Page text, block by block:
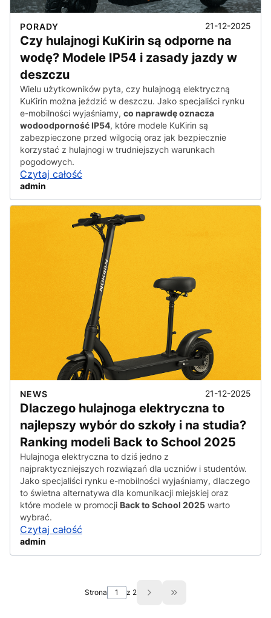
PORADY 21-12-2025
Czy hulajnogi KuKirin są odporne na
wodę? Modele IP54 i zasady jazdy w
deszczu
Wielu użytkowników pyta, czy hulajnogą elektryczną
KuKirin można jeździć w deszczu. Jako specjaliści rynku
e-mobilności wyjaśniamy, co naprawdę oznacza
wodoodporność IP54, które modele KuKirin są
zabezpieczone przed wilgocią oraz jak bezpiecznie
korzystać z hulajnogi w trudniejszych warunkach
pogodowych.
Czytaj całość
admin
NEWS 21-12-2025
Dlaczego hulajnoga elektryczna to
najlepszy wybór do szkoły i na studia?
Ranking modeli Back to School 2025
Hulajnoga elektryczna to dziś jedno z
najpraktyczniejszych rozwiązań dla uczniów i studentów.
Jako specjaliści rynku e-mobilności wyjaśniamy, dlaczego
to świetna alternatywa dla komunikacji miejskiej oraz
które modele w promocji Back to School 2025 warto
wybrać.
Czytaj całość
admin
Strona z 2 Przejdź do ostatniej